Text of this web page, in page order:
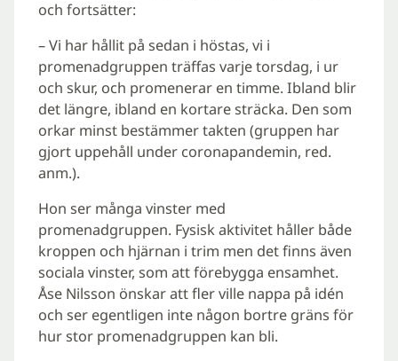
och fortsätter:
– Vi har hållit på sedan i höstas, vi i
promenadgruppen träffas varje torsdag, i ur
och skur, och promenerar en timme. Ibland blir
det längre, ibland en kortare sträcka. Den som
orkar minst bestämmer takten (gruppen har
gjort uppehåll under coronapandemin, red.
anm.).
Hon ser många vinster med
promenadgruppen. Fysisk aktivitet håller både
kroppen och hjärnan i trim men det finns även
sociala vinster, som att förebygga ensamhet.
Åse Nilsson önskar att fler ville nappa på idén
och ser egentligen inte någon bortre gräns för
hur stor promenadgruppen kan bli.